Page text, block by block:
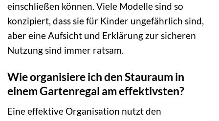
einschließen können. Viele Modelle sind so
konzipiert, dass sie für Kinder ungefährlich sind,
aber eine Aufsicht und Erklärung zur sicheren
Nutzung sind immer ratsam.
Wie organisiere ich den Stauraum in
einem Gartenregal am effektivsten?
Eine effektive Organisation nutzt den